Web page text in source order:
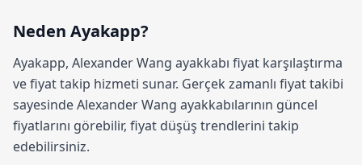
Neden Ayakapp?
Ayakapp, Alexander Wang ayakkabı fiyat karşılaştırma
ve fiyat takip hizmeti sunar. Gerçek zamanlı fiyat takibi
sayesinde Alexander Wang ayakkabılarının güncel
fiyatlarını görebilir, fiyat düşüş trendlerini takip
edebilirsiniz.